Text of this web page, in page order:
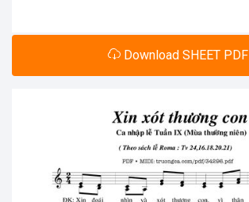
Download SHEET PDF